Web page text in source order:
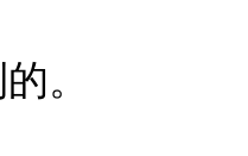
。